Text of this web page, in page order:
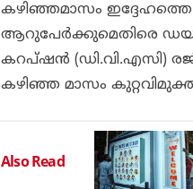
കഴിഞ്ഞമാസം ഇദ്ദേഹത്തെ
ആറുപേര്‍ക്കുമെതിരെ
കറപ്ഷന്‍ (ഡി.വി.എസി)
കഴിഞ്ഞ മാസം
Also Read